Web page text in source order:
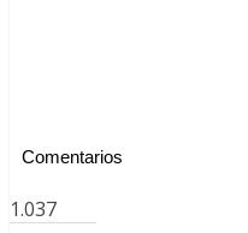
Comentarios
1.037